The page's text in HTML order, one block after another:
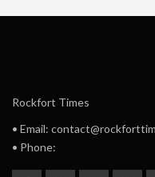
Rockfort Times
• Email:
• Phone: